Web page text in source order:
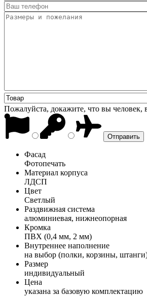
Пожалуйста, докажите, что вы человек,
Фасад
Фотопечать
Материал корпуса
ЛДСП
Цвет
Светлый
Раздвижная система
алюминиевая, нижнеопорная
Кромка
ПВХ (0,4 мм, 2 мм)
Внутреннее наполнение
на выбор (полки, корзины,
Размер
индивидуальный
Цена
указана за базовую комплектацию